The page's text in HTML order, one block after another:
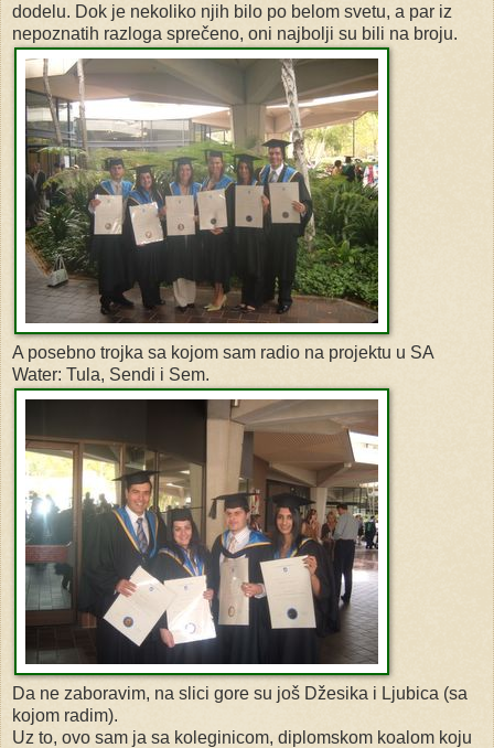
dodelu. Dok je nekoliko njih bilo po belom svetu, a par iz
nepoznatih razloga sprečeno, oni najbolji su bili na broju.
A posebno trojka sa kojom sam radio na projektu u SA
Water: Tula, Sendi i Sem.
Da ne zaboravim, na slici gore su još Džesika i Ljubica (sa
kojom radim).
Uz to, ovo sam ja sa koleginicom, diplomskom koalom koju